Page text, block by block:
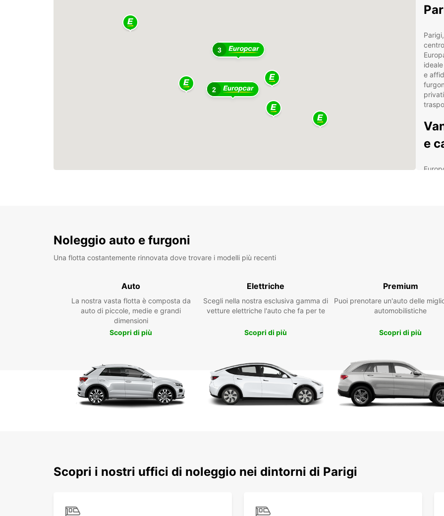
3
2
e
e
ogni
Noleggio auto e furgoni
Una flotta costantemente rinnovata dove trovare i modelli più recenti
Auto
La nostra vasta flotta è composta da
auto di piccole, medie e grandi
dimensioni
Scopri di più
Elettriche
Scegli nella nostra esclusiva gamma di
vetture elettriche l'auto che fa per te
Scopri di più
Premium
Puoi prenotare un'auto delle
automobilistiche
Scopri di più
Scopri i nostri uffici di noleggio nei dintorni di Parigi